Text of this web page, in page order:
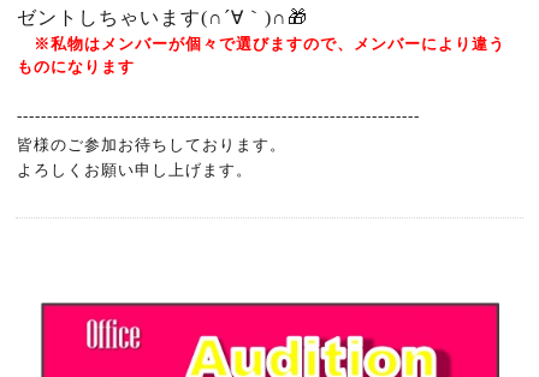
ゼントしちゃいます(∩´∀｀)∩🎁
※私物はメンバーが個々で選びますので、メンバーにより違う
ものになります
-------------------------------------------------------------------
皆様のご参加お待ちしております。
よろしくお願い申し上げます。